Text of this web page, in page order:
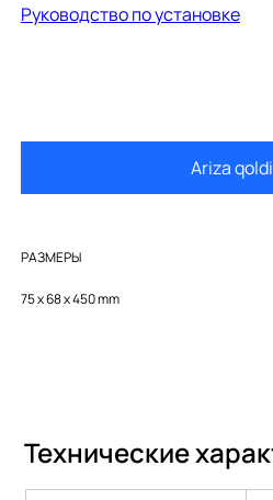
Руководство по установке
Ariza
РАЗМЕРЫ
75 x 68 x 450 mm
Технические